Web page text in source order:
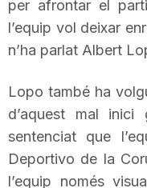
r
a
per afrontar el
l’equip vol deixar
n’ha parlat Albert
Lopo també ha
d’aquest mal
sentenciat que
Deportivo de la
l’equip només